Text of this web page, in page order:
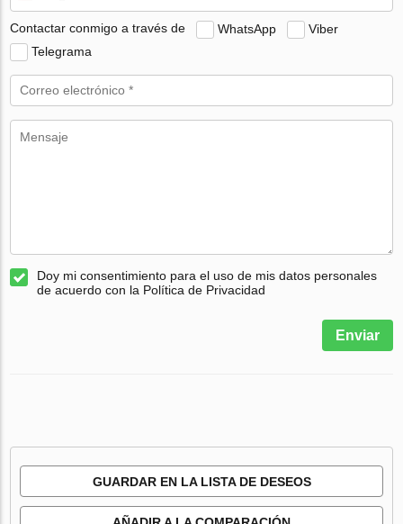
Contactar conmigo a través de WhatsApp
Viber
Telegrama
Doy mi consentimiento para el uso de mis datos personales
de acuerdo con la Política de Privacidad
Enviar
GUARDAR EN LA LISTA DE DESEOS